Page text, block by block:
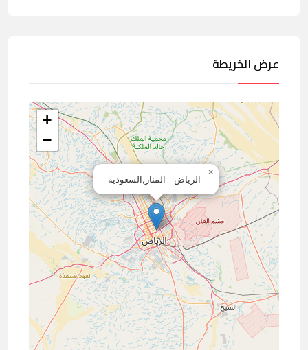
عرض الخريطة
الرياض - المنار,السعودية
×
+
−